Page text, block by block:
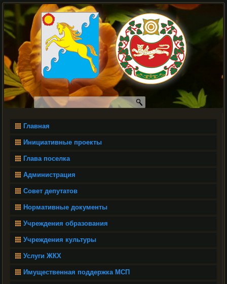
Главная
Инициативные проекты
Глава поселка
Администрация
Совет депутатов
Нормативные документы
Учреждения образования
Учреждения культуры
Услуги ЖКХ
Имущественная поддержка МСП